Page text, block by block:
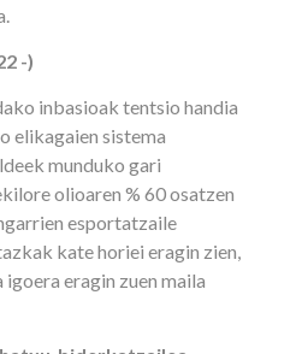
-)
inbasioak tentsio handia
elikagaien sistema
munduko gari
olioaren % 60 osatzen
esportatzaile
kate horiei eragin zien,
eragin zuen maila